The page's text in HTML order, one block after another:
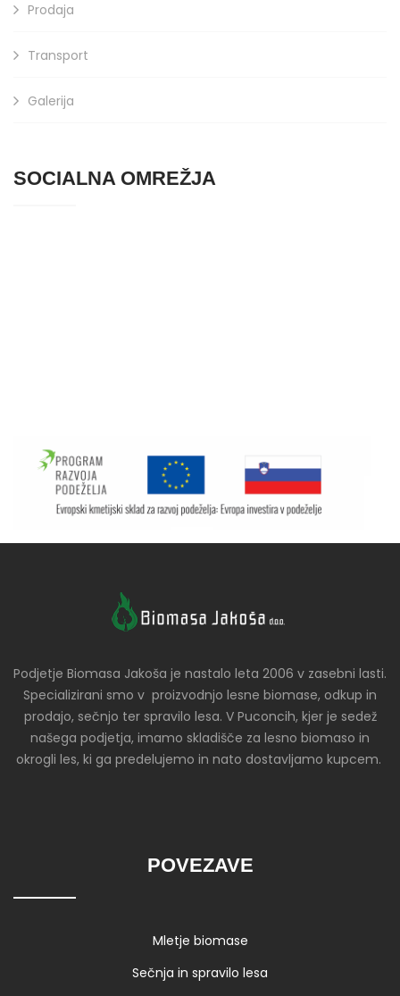
Prodaja
Transport
Galerija
SOCIALNA OMREŽJA
Podjetje Biomasa Jakoša je nastalo leta 2006 v zasebni lasti.
Specializirani smo v proizvodnjo lesne biomase, odkup in
prodajo, sečnjo ter spravilo lesa. V Puconcih, kjer je sedež
našega podjetja, imamo skladišče za lesno biomaso in
okrogli les, ki ga predelujemo in nato dostavljamo kupcem.
POVEZAVE
Mletje biomase
Sečnja in spravilo lesa